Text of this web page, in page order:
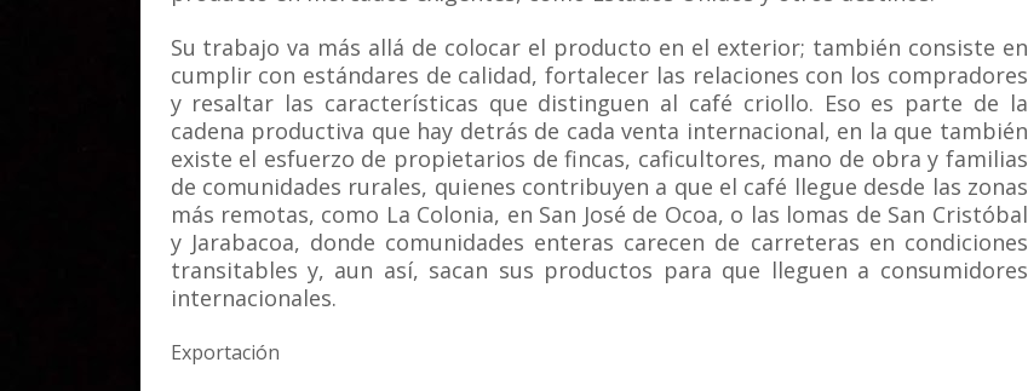
Su trabajo va más allá de colocar el producto en el exterior; también consiste en
cumplir con estándares de calidad, fortalecer las relaciones con los compradores
y resaltar las características que distinguen al café criollo. Eso es parte de la
cadena productiva que hay detrás de cada venta internacional, en la que también
existe el esfuerzo de propietarios de fincas, caficultores, mano de obra y familias
de comunidades rurales, quienes contribuyen a que el café llegue desde las zonas
más remotas, como La Colonia, en San José de Ocoa, o las lomas de San Cristóbal
y Jarabacoa, donde comunidades enteras carecen de carreteras en condiciones
transitables y, aun así, sacan sus productos para que lleguen a consumidores
internacionales.
Exportación